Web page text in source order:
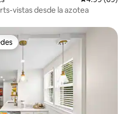
vistas desde la azotea
entre huéspedes